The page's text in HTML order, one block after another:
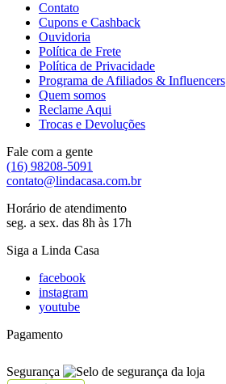
Contato
Cupons e Cashback
Ouvidoria
Política de Frete
Política de Privacidade
Programa de Afiliados & Influencers
Quem somos
Reclame Aqui
Trocas e Devoluções
Fale com a gente
(16) 98208-5091
contato@lindacasa.com.br
Horário de atendimento
seg. a sex. das 8h às 17h
Siga a Linda Casa
facebook
instagram
youtube
Pagamento
Segurança